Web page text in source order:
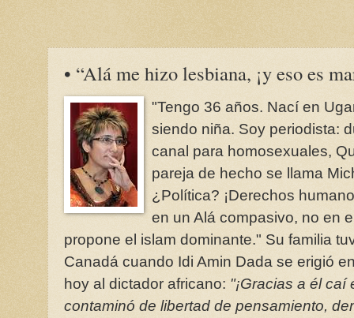
• “Alá me hizo lesbiana, ¡y eso es
"Tengo 36 años. Nací en
siendo niña. Soy periodista:
canal para homosexuales,
pareja de hecho se llama
¿Política? ¡Derechos
en un Alá compasivo, no en
propone el islam dominante." Su familia
Canadá cuando Idi Amin Dada se erigió
hoy al dictador africano: "¡Gracias a él
contaminó de libertad de pensamiento,